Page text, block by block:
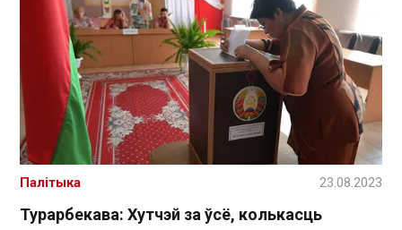
Турарбекава: Хутчэй за ўсё, колькасць
Палітыка 23.08.2023